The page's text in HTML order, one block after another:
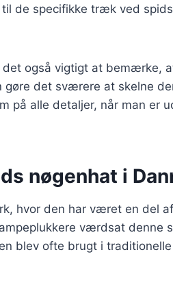
de specifikke træk ved
også vigtigt at bemærke,
det sværere at skelne
på alle detaljer, når man er
nøgenhat i
hvor den har været en del
værdsat denne
blev ofte brugt i